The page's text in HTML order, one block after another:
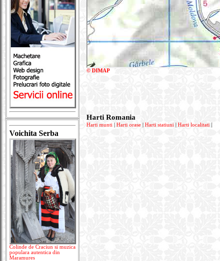
Voichita Serba
Colinde de Craciun si muzica
populara autentica din
Maramures
© DIMAP
Harti Romania
Harti munti Harti orase Harti statiuni Harti localitati